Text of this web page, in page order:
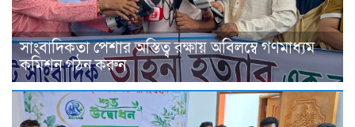
সাংবাদিকতা পেশার অস্তিত্ব রক্ষায় অবিলম্বে গণমাধ্যম
কমিশন গঠন করুন